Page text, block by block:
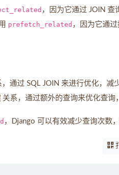
，因为它通过 JOIN 查
prefetch_related ，因为它通
，通过 SQL JOIN 来进行优化，减
关系，通过额外的查询来优化查询
，Django 可以有效减少查询次数